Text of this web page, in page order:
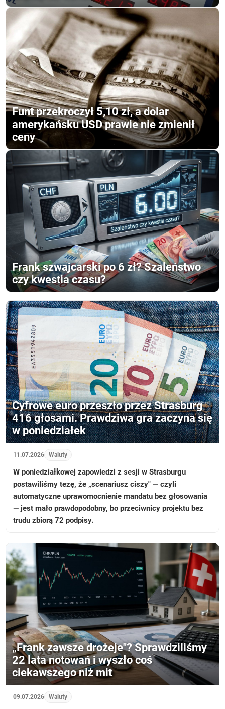
Funt przekroczył 5,10 zł, a dolar
amerykańsku USD prawie nie zmienił
ceny
Frank szwajcarski po 6 zł? Szaleństwo
czy kwestia czasu?
Cyfrowe euro przeszło przez Strasburg
416 głosami. Prawdziwa gra zaczyna się
w poniedziałek
11.07.2026 Waluty
W poniedziałkowej zapowiedzi z sesji w Strasburgu
postawiliśmy tezę, że „scenariusz ciszy" — czyli
automatyczne uprawomocnienie mandatu bez głosowania
— jest mało prawdopodobny, bo przeciwnicy projektu bez
trudu zbiorą 72 podpisy.
„Frank zawsze drożeje"? Sprawdziliśmy
22 lata notowań i wyszło coś
ciekawszego niż mit
09.07.2026 Waluty